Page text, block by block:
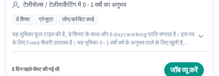
टेलीसेल्स / टेलीमार्केटिंग में 0 - 1 वर्षो का अनुभव
डे शिफ्ट ग्रेजुएट लोन/क्रेडिट कार्ड
यह भूमिका फुल टाइम की है, डे शिफ्ट के साथ और 6 days working प्रति सप्ताह है। इस पद
के लिए Fixed सैलरी उपलब्ध है। यह भूमिका 0 - 1 वर्षो वर्ष के अनुभव वाले के लिए खुली है,
Consulting टेलीसेल्स / टेलीमार्केटिंग श्रेणी में टेलीसेल्स एग्जीक्यूटिव पद के लिए सक्रिय रूप
8 दिन पहले पोस्ट की गई थी जॉब व्यू करें